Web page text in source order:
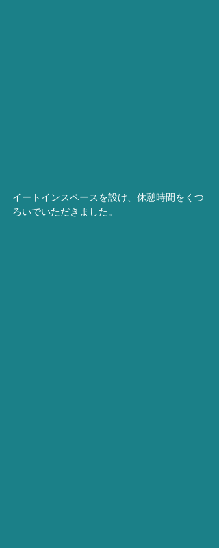
イートインスペースを設け、休憩時間をくつ
ろいでいただきました。